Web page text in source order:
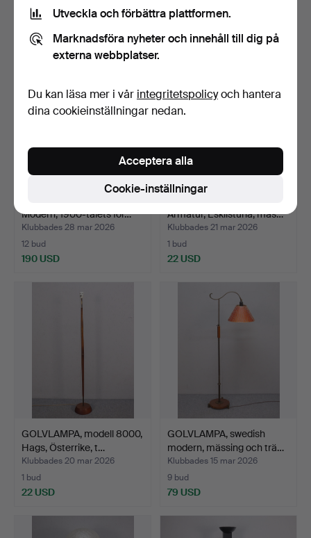
5 bud
5 bud
Modern, 1900-talets för…
Klubbades 28 mar 2026
12 bud
190 USD
Armatur, Eskilstuna, mäs…
Klubbades 21 mar 2026
1 bud
22 USD
GOLVLAMPA, modell 8000,
Hags, Österrike, t…
Klubbades 20 mar 2026
1 bud
22 USD
GOLVLAMPA, swedish
modern, mässing och trä…
Klubbades 15 mar 2026
9 bud
79 USD
Utveckla och förbättra plattformen.
Marknadsföra nyheter och innehåll till dig på
externa webbplatser.
Du kan läsa mer i vår integritetspolicyoch hantera
dina cookieinställningar nedan.
Cookie-inställningar
Acceptera alla